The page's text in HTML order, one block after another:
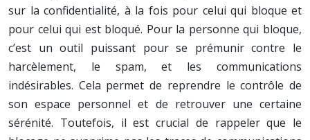
sur la confidentialité, à la fois pour celui qui bloque et
pour celui qui est bloqué. Pour la personne qui bloque,
c’est un outil puissant pour se prémunir contre le
harcèlement, le spam, et les communications
indésirables. Cela permet de reprendre le contrôle de
son espace personnel et de retrouver une certaine
sérénité. Toutefois, il est crucial de rappeler que le